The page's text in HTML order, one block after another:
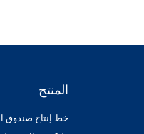
المنتج
خط إنتاج صندوق